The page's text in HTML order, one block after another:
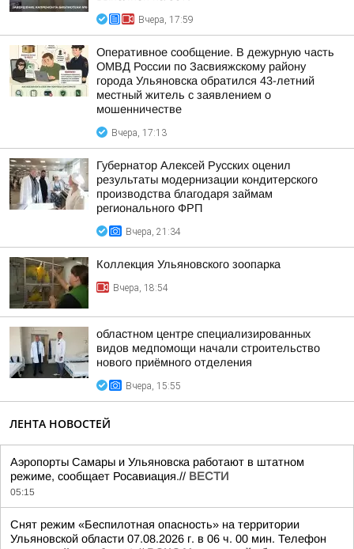
Вчера, 17:59
Оперативное сообщение. В дежурную часть
ОМВД России по Засвияжскому району
города Ульяновска обратился 43-летний
местный житель с заявлением о
мошенничестве
Вчера, 17:13
Губернатор Алексей Русских оценил
результаты модернизации кондитерского
производства благодаря займам
регионального ФРП
Вчера, 21:34
Коллекция Ульяновского зоопарка
Вчера, 18:54
областном центре специализированных
видов медпомощи начали строительство
нового приёмного отделения
Вчера, 15:55
ЛЕНТА НОВОСТЕЙ
Аэропорты Самары и Ульяновска работают в штатном
режиме, сообщает Росавиация.// ВЕСТИ
05:15
Снят режим «Беспилотная опасность» на территории
Ульяновской области 07.08.2026 г. в 06 ч. 00 мин. Телефон